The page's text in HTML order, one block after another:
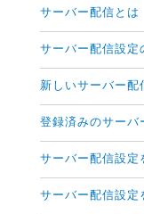
サーバー配信とは
サーバー配信設定
新しいサーバー配
登録済みのサーバ
サーバー配信設定
サーバー配信設定